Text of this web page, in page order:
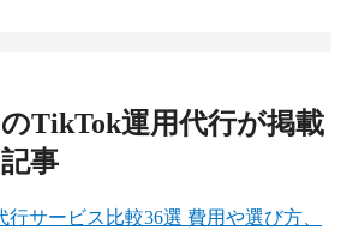
TikTok運用代行が掲載
事
行サービス比較36選 費用や選び方、